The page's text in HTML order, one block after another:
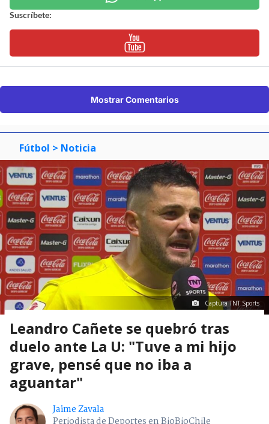
Suscríbete:
Mostrar Comentarios
Fútbol > Noticia
Captura TNT Sports
Leandro Cañete se quebró tras
duelo ante La U: "Tuve a mi hijo
grave, pensé que no iba a
aguantar"
Jaime Zavala